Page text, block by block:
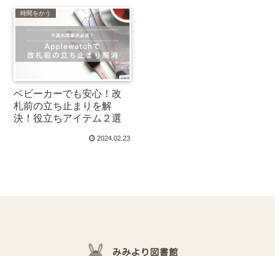
時間をかう
ベビーカーでも安心！改
札前の立ち止まりを解
決！役立ちアイテム２選
2024.02.23